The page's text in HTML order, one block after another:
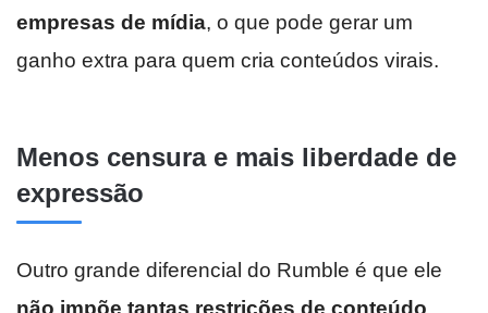
empresas de mídia, o que pode gerar um
ganho extra para quem cria conteúdos virais.
Menos censura e mais liberdade de
expressão
Outro grande diferencial do Rumble é que ele
não impõe tantas restrições de conteúdo